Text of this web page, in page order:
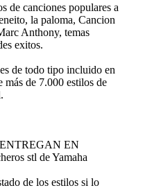
de canciones populares a
la paloma, Cancion
Anthony, temas
exitos.
de todo tipo incluido en
más de 7.000 estilos de
EN
stl de Yamaha
de los estilos si lo